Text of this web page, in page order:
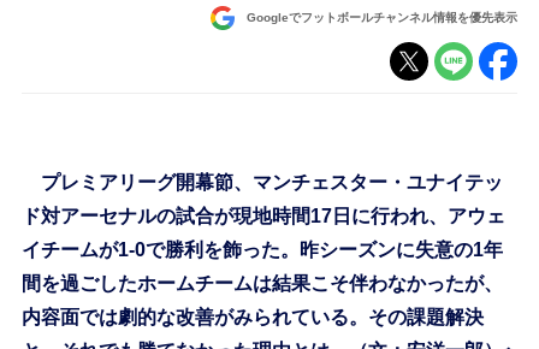
Googleでフットボールチャンネル情報を優先表示
プレミアリーグ開幕節、マンチェスター・ユナイテッ
ド対アーセナルの試合が現地時間17日に行われ、アウェ
イチームが1-0で勝利を飾った。昨シーズンに失意の1年
間を過ごしたホームチームは結果こそ伴わなかったが、
内容面では劇的な改善がみられている。その課題解決